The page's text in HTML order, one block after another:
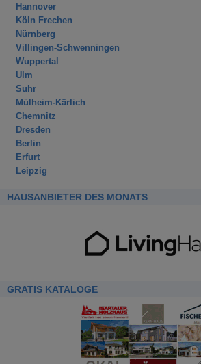
Hannover
Köln Frechen
Nürnberg
Villingen-Schwenningen
Wuppertal
Ulm
Suhr
Mülheim-Kärlich
Chemnitz
Dresden
Berlin
Erfurt
Leipzig
HAUSANBIETER DES MONATS
GRATIS KATALOGE